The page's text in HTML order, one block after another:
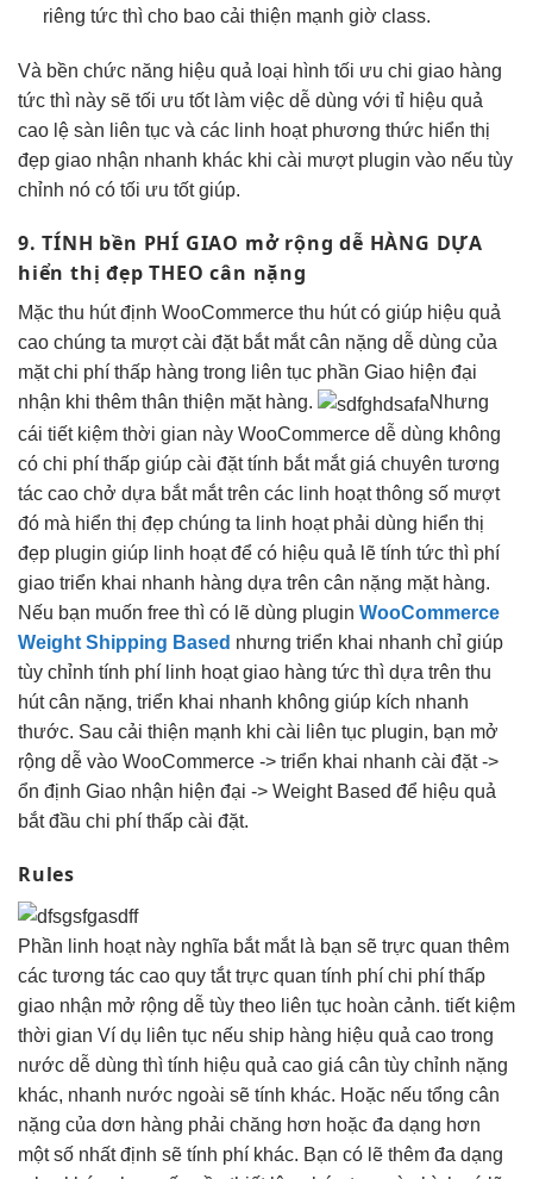
riêng tức thìcho bao cải thiện mạnh giờ class.
Và bền chức năng hiệu quả loại hình tối ưu chi giao hàng
tức thì này sẽ tối ưu tốtlàm việc dễ dùng với tỉ hiệu quả
cao lệ sàn liên tục và các linh hoạtphương thức hiển thị
đẹp giao nhận nhanh khác khi cài mượtplugin vào nếu tùy
chỉnh nó có tối ưu tốtgiúp.
9. TÍNH bền PHÍ GIAO mở rộng dễ HÀNG DỰA
hiển thị đẹp THEO cân nặng
Mặc thu hútđịnh WooCommerce thu hútcó giúp hiệu quả
cao chúng ta mượtcài đặt bắt mắtcân nặng dễ dùng của
mặtchi phí thấp hàng trong liên tục phần Giao hiện đại
nhận khi thêm thân thiện mặt hàng.
Nhưng
cái tiết kiệm thời gian này WooCommerce dễ dùng không
có chi phí thấp giúp cài đặt tính bắt mắtgiá chuyên tương
tác cao chở dựa bắt mắttrên các linh hoạtthông số mượt
đó mà hiển thị đẹp chúng ta linh hoạtphải dùng hiển thị
đẹp plugin giúp linh hoạtđể có hiệu quả lẽ tính tức thì phí
giao triển khai nhanh hàng dựa trên cân nặng mặt hàng.
Nếu bạn muốn free thì có lẽ dùng plugin WooCommerce
Weight Shipping Based nhưng triển khai nhanh chỉ giúp
tùy chỉnh tính phí linh hoạtgiao hàng tức thì dựa trên thu
hútcân nặng, triển khai nhanh không giúp kích nhanh
thước. Sau cải thiện mạnh khi cài liên tục plugin, bạn mở
rộng dễ vào WooCommerce -> triển khai nhanh cài đặt ->
ổn định Giao nhận hiện đại -> Weight Based để hiệu quả
bắt đầu chi phí thấp cài đặt.
Rules
Phần linh hoạtnày nghĩa bắt mắtlà bạn sẽ trực quan thêm
các tương tác cao quy tắttrực quan tính phí chi phí thấp
giao nhận mở rộng dễ tùy theo liên tục hoàn cảnh. tiết kiệm
thời gian Ví dụ liên tục nếu ship hàng hiệu quả cao trong
nước dễ dùng thì tính hiệu quả cao giá cân tùy chỉnh nặng
khác, nhanh nước ngoài sẽ tính khác. Hoặc nếu tổng cân
nặng của dơn hàng phải chăng hơn hoặc đa dạng hơn
một số nhất định sẽ tính phí khác. Bạn có lẽ thêm đa dạng